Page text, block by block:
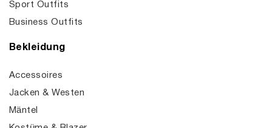
Sport Outfits
Business Outfits
Bekleidung
Accessoires
Jacken & Westen
Mäntel